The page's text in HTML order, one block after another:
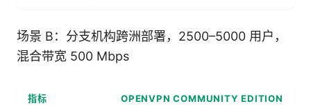
场景 B：分支机构跨洲部署，2500–5000 用户，
混合带宽 500 Mbps
指标 OPENVPN COMMUNITY EDITION